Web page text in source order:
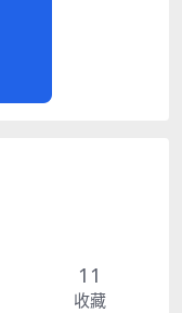
11
收藏